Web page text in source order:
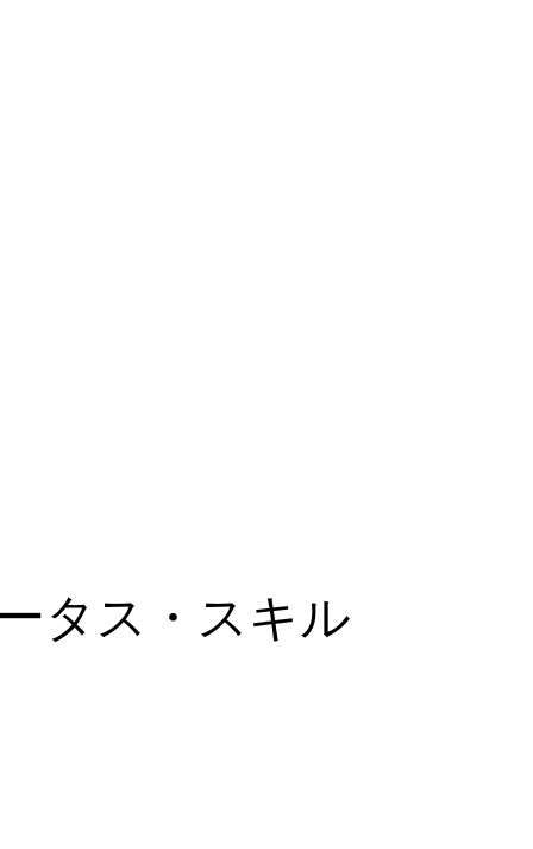
タス・スキル